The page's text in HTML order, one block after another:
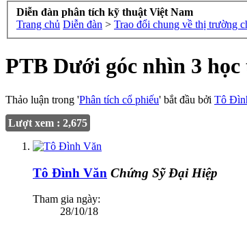
Diễn đàn phân tích kỹ thuật Việt Nam
Trang chủ Diễn đàn > Trao đổi chung về thị trường
PTB Dưới góc nhìn 3
Thảo luận trong 'Phân tích cổ phiếu' bắt đầu bởi Tô
Lượt xem : 2,675
Tô Đình Văn Chứng Sỹ Đại Hiệp
Tham gia ngày:
28/10/18